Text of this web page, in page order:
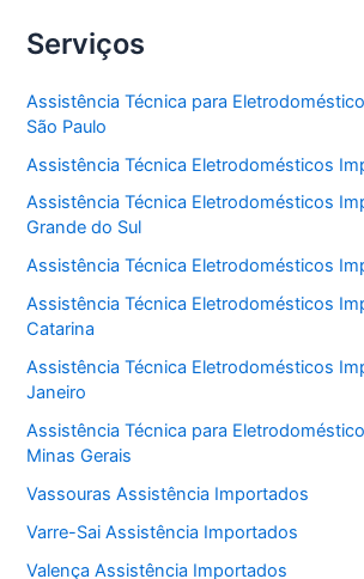
Serviços
Assistência Técnica para
São Paulo
Assistência Técnica Eletrodomésticos
Assistência Técnica Eletrodomésticos
Grande do Sul
Assistência Técnica Eletrodomésticos
Assistência Técnica Eletrodomésticos
Catarina
Assistência Técnica Eletrodomésticos
Janeiro
Assistência Técnica para
Minas Gerais
Vassouras Assistência Importados
Varre-Sai Assistência Importados
Valença Assistência Importados